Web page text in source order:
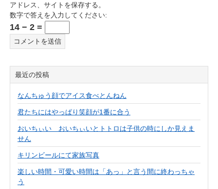
アドレス、サイトを保存する。
数字で答えを入力してください:
14 − 2 =
最近の投稿
なんちゅう顔でアイス食べとんねん
君たちにはやっぱり笑顔が1番に合う
おいちぃい おいちぃいとトトロは子供の時にしか見えま
せん
キリンビールにて家族写真
楽しい時間・可愛い時間は「あっ」と言う間に終わっちゃ
う